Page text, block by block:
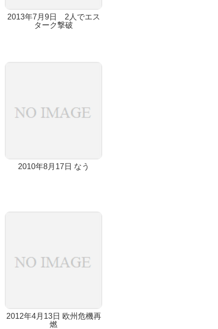
2013年7月9日 2人でエス
ターク撃破
2010年8月17日 なう
2012年4月13日 欧州危機再
燃